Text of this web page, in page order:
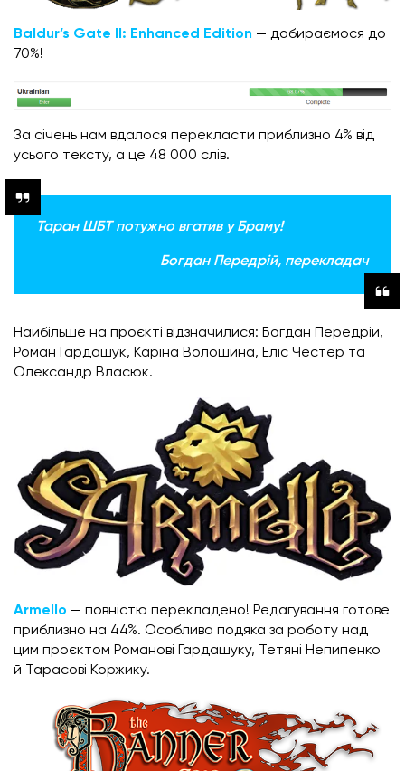
Baldur’s Gate II: Enhanced Edition — добираємося до
70%!
За січень нам вдалося перекласти приблизно 4% від
усього тексту, а це 48 000 слів.
Таран ШБТ потужно вгатив у Браму!
Богдан Передрій, перекладач
Найбільше на проєкті відзначилися: Богдан Передрій,
Роман Гардашук, Каріна Волошина, Еліс Честер та
Олександр Власюк.
Armello — повністю перекладено! Редагування готове
приблизно на 44%. Особлива подяка за роботу над
цим проєктом Романові Гардашуку, Тетяні Непипенко
й Тарасові Коржику.